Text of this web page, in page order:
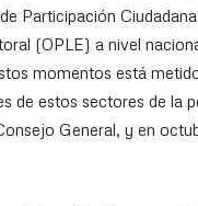
Participación
(OPLE) a nivel
momentos está
de estos sectores de la
General, y en